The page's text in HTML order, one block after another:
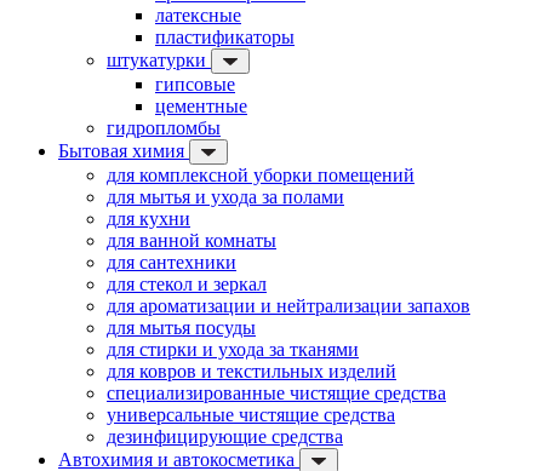
латексные
пластификаторы
штукатурки
гипсовые
цементные
гидропломбы
Бытовая химия
для комплексной уборки помещений
для мытья и ухода за полами
для кухни
для ванной комнаты
для сантехники
для стекол и зеркал
для ароматизации и нейтрализации запахов
для мытья посуды
для стирки и ухода за тканями
для ковров и текстильных изделий
специализированные чистящие средства
универсальные чистящие средства
дезинфицирующие средства
Автохимия и автокосметика